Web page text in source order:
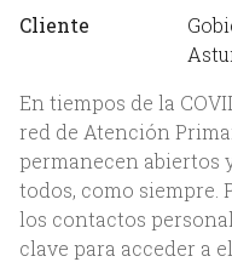
Cliente
En tiempos de la
red de Atención
permanecen abiertos
todos, como siempre.
los contactos
clave para acceder a